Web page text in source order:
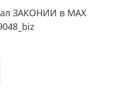
ЗАКОНИИ в МАХ